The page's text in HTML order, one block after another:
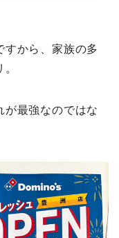
すから、家族の多
が最強なのではな